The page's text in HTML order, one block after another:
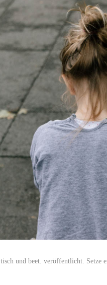
tisch und beet. veröffentlicht. Setze